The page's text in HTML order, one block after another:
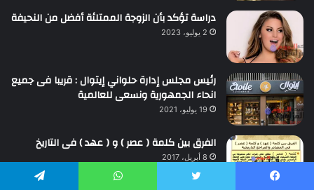
دراسة تؤكد بأن الزوجة الممتلئة أفضل من النحيفة
2 يوليو، 2023
رئيس مجلس إدارة حلواني إيتوال : قريبا فى جميع
انحاء الجمهورية ونسعى للعالمية
19 يوليو، 2021
الفرق بين كلمة ( عصر ) و ( عهد ) فى التاريخ
8 أبريل، 2017